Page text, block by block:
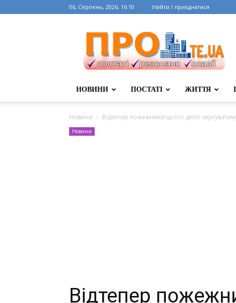
06, Серпень, 2026, 16:10 Увійти / приєднатися
НОВИНИ ПОСТАТІ ЖИТТЯ
Новини Відтепер пожежники цього депо
Новини
Відтепер